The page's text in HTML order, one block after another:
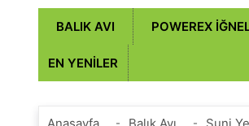
BALIK AVI POWEREX
EN YENILER